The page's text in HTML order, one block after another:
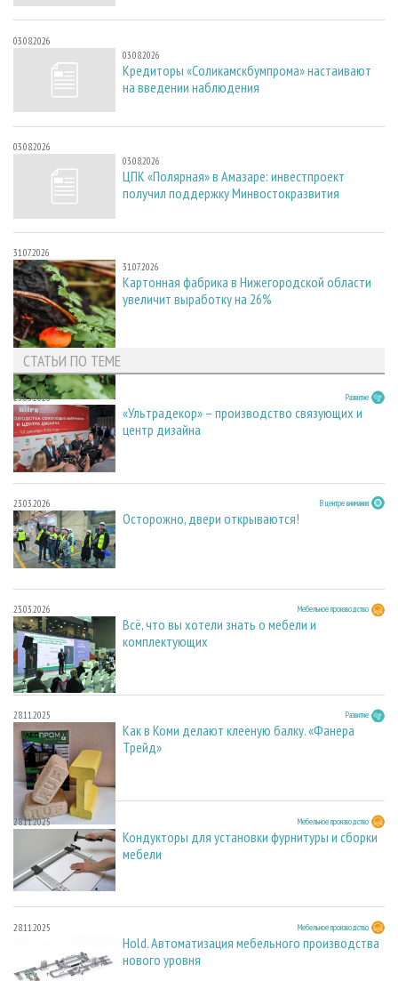
03.08.2026
03.08.2026
Кредиторы «Соликамскбумпрома» настаивают
на введении наблюдения
03.08.2026
03.08.2026
ЦПК «Полярная» в Амазаре: инвестпроект
получил поддержку Минвостокразвития
31.07.2026
31.07.2026
Картонная фабрика в Нижегородской области
увеличит выработку на 26%
СТАТЬИ ПО ТЕМЕ
23.03.2026 Развитие
«Ультрадекор» – производство связующих и
центр дизайна
23.03.2026 В центре внимания
Осторожно, двери открываются!
23.03.2026 Мебельное производство
Всё, что вы хотели знать о мебели и
комплектующих
28.11.2025 Развитие
Как в Коми делают клееную балку. «Фанера
Трейд»
28.11.2025 Мебельное производство
Кондукторы для установки фурнитуры и сборки
мебели
28.11.2025 Мебельное производство
Hold. Автоматизация мебельного производства
нового уровня